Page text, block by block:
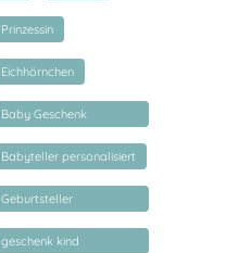
Prinzessin
Eichhörnchen
Baby Geschenk
personalisiert
Babyteller personalisiert
Geburtsteller
personalisiert
geschenk kind